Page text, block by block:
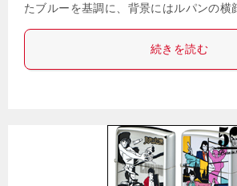
たブルーを基調に、背景にはルパンの
続きを読む